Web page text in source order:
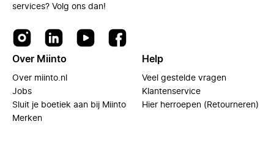
services? Volg ons dan!
Over Miinto
Over miinto.nl
Jobs
Sluit je boetiek aan bij Miinto
Merken
Help
Veel gestelde vragen
Klantenservice
Hier herroepen (Retourneren)